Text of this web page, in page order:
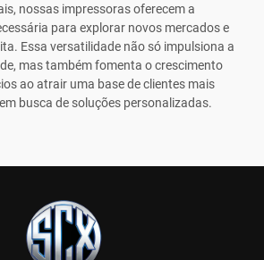
nossas impressoras oferecem a
para explorar novos mercados e
Essa versatilidade não só impulsiona a
mas também fomenta o crescimento
ao atrair uma base de clientes mais
busca de soluções personalizadas.